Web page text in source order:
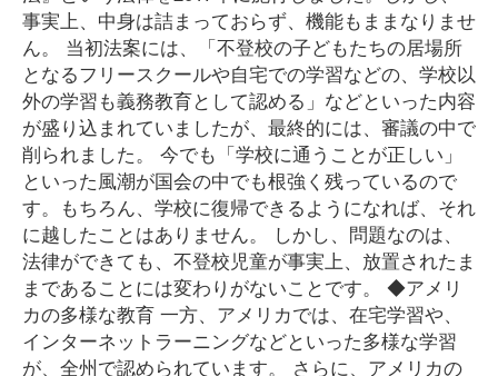
事実上、中身は詰まっておらず、機能もままなりませ
ん。 当初法案には、「不登校の子どもたちの居場所
となるフリースクールや自宅での学習などの、学校以
外の学習も義務教育として認める」などといった内容
が盛り込まれていましたが、最終的には、審議の中で
削られました。 今でも「学校に通うことが正しい」
といった風潮が国会の中でも根強く残っているので
す。もちろん、学校に復帰できるようになれば、それ
に越したことはありません。 しかし、問題なのは、
法律ができても、不登校児童が事実上、放置されたま
まであることには変わりがないことです。 ◆アメリ
カの多様な教育 一方、アメリカでは、在宅学習や、
インターネットラーニングなどといった多様な学習
が、全州で認められています。 さらに、アメリカの